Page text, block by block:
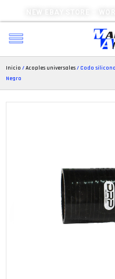
NEW EBAY STORE –
Inicio /Acoples universales/ Codo silicona
Negro